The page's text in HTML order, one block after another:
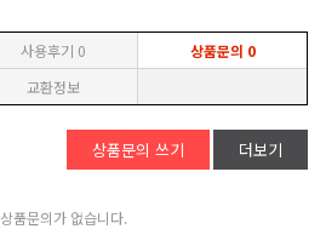
사용후기 0 상품문의 0
교환정보
상품문의 쓰기 더보기
상품문의가 없습니다.